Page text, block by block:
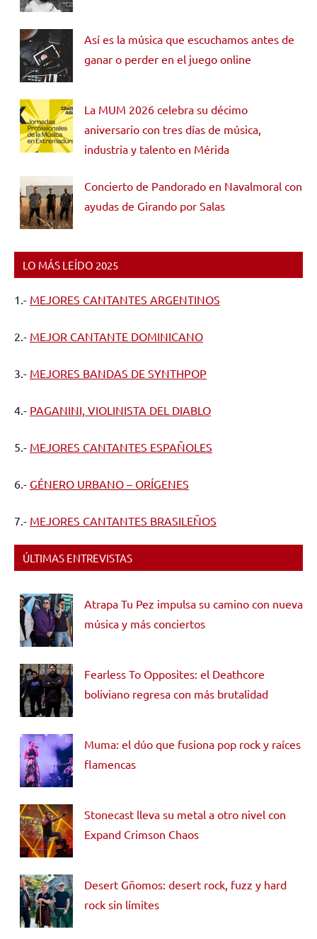
Así es la música que escuchamos antes de
ganar o perder en el juego online
La MUM 2026 celebra su décimo
aniversario con tres días de música,
industria y talento en Mérida
Concierto de Pandorado en Navalmoral con
ayudas de Girando por Salas
LO MÁS LEÍDO 2025
1.- MEJORES CANTANTES ARGENTINOS
2.- MEJOR CANTANTE DOMINICANO
3.- MEJORES BANDAS DE SYNTHPOP
4.- PAGANINI, VIOLINISTA DEL DIABLO
5.- MEJORES CANTANTES ESPAÑOLES
6.- GÉNERO URBANO – ORÍGENES
7.- MEJORES CANTANTES BRASILEÑOS
ÚLTIMAS ENTREVISTAS
Atrapa Tu Pez impulsa su camino con nueva
música y más conciertos
Fearless To Opposites: el Deathcore
boliviano regresa con más brutalidad
Muma: el dúo que fusiona pop rock y raíces
flamencas
Stonecast lleva su metal a otro nivel con
Expand Crimson Chaos
Desert Gñomos: desert rock, fuzz y hard
rock sin límites